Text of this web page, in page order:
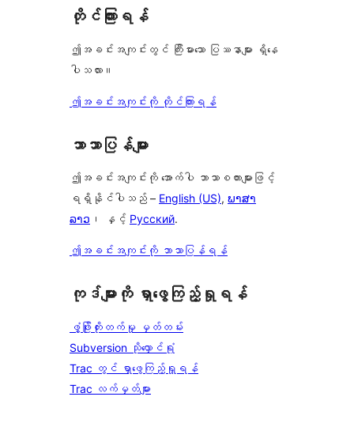
တိုင်ကြားရန်
ဤအခင်းအကျင်းတွင် ကြီးမားသော ပြဿနာများ ရှိနေ
ပါသလား။
ဤအခင်းအကျင်းကို တိုင်ကြားရန်
ဘာသာပြန်များ
ဤအခင်းအကျင်းကို အောက်ပါ ဘာသာစကားများဖြင့်
ရရှိနိုင်ပါသည် – English (US), ພາສາ
ລາວ ၊ နှင့် Русский.
ဤအခင်းအကျင်းကို ဘာသာပြန်ရန်
ကုဒ်များကို ရှာဖွေကြည့်ရှုရန်
ဖွံ့ဖြိုးတိုးတက်မှု မှတ်တမ်း
Subversion သိုလှောင်ရုံ
Trac တွင် ရှာဖွေကြည့်ရှုရန်
Trac လက်မှတ်များ